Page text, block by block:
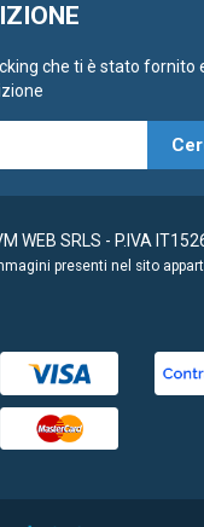
che ti è stato fornito
WEB SRLS - P.IVA
presenti nel sito